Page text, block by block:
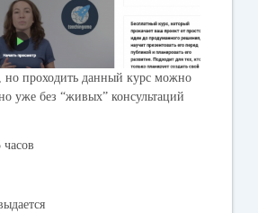
но проходить данный курс можно
уже без “живых” консультаций